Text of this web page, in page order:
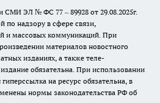
СМИ ЭЛ № ФС 77 – 89928 от 29.08.2025г.
по надзору в сфере связи,
и массовых коммуникаций. При
материалов новостного
изданиях, а также теле-
обязательна. При использовании
на ресурс обязательна, в
нормы законодательства РФ об